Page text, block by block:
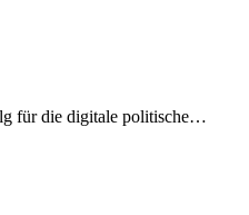
für die digitale politische…